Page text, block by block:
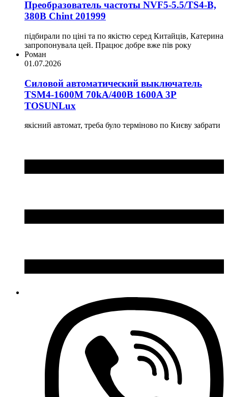
Преобразователь частоты NVF5-5.5/TS4-B,
380В Chint 201999
підбирали по ціні та по якістю серед Китайців, Катерина
запропонувала цей. Працює добре вже пів року
Роман
01.07.2026
Силовой автоматический выключатель
TSM4-1600M 70kA/400B 1600A 3P
TOSUNLux
якісний автомат, треба було терміново по Києву забрати